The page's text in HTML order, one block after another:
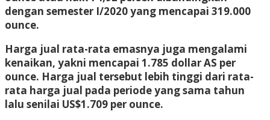
dengan semester I/2020 yang mencapai 319.000
ounce.
Harga jual rata-rata emasnya juga mengalami
kenaikan, yakni mencapai 1.785 dollar AS per
ounce. Harga jual tersebut lebih tinggi dari rata-
rata harga jual pada periode yang sama tahun
lalu senilai US$1.709 per ounce.